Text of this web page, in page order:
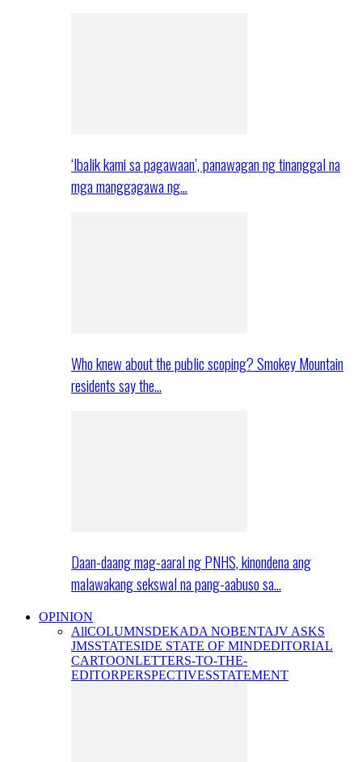
‘Ibalik kami sa pagawaan’, panawagan ng tinanggal na
mga manggagawa ng…
Who knew about the public scoping? Smokey Mountain
residents say the…
Daan-daang mag-aaral ng PNHS, kinondena ang
malawakang sekswal na pang-aabuso sa…
OPINION
AllCOLUMNSDEKADA NOBENTAJV ASKS
JMSSTATESIDE STATE OF MINDEDITORIAL
CARTOONLETTERS-TO-THE-
EDITORPERSPECTIVESSTATEMENT